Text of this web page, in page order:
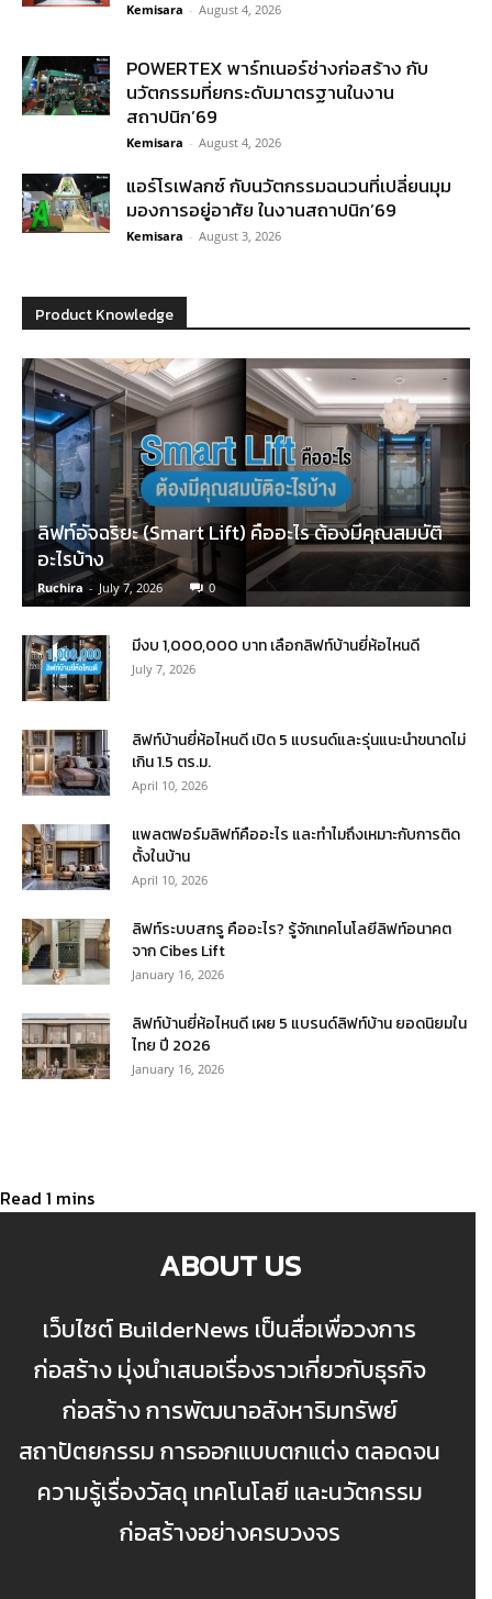
Kemisara - August 4, 2026
POWERTEX พาร์ทเนอร์ช่างก่อสร้าง กับ
นวัตกรรมที่ยกระดับมาตรฐานในงาน
สถาปนิก’69
Kemisara - August 4, 2026
แอร์โรเฟลกซ์ กับนวัตกรรมฉนวนที่เปลี่ยนมุม
มองการอยู่อาศัย ในงานสถาปนิก’69
Kemisara - August 3, 2026
Product Knowledge
ลิฟท์อัจฉริยะ (Smart Lift) คืออะไร ต้องมีคุณสมบัติ
อะไรบ้าง
Ruchira - July 7, 2026 0
มีงบ 1,000,000 บาท เลือกลิฟท์บ้านยี่ห้อไหนดี
July 7, 2026
ลิฟท์บ้านยี่ห้อไหนดี เปิด 5 แบรนด์และรุ่นแนะนำขนาดไม่
เกิน 1.5 ตร.ม.
April 10, 2026
แพลตฟอร์มลิฟท์คืออะไร และทำไมถึงเหมาะกับการติด
ตั้งในบ้าน
April 10, 2026
ลิฟท์ระบบสกรู คืออะไร? รู้จักเทคโนโลยีลิฟท์อนาคต
จาก Cibes Lift
January 16, 2026
ลิฟท์บ้านยี่ห้อไหนดี เผย 5 แบรนด์ลิฟท์บ้าน ยอดนิยมใน
ไทย ปี 2026
January 16, 2026
ABOUT US
เว็บไซต์ BuilderNews เป็นสื่อเพื่อวงการ
ก่อสร้าง มุ่งนำเสนอเรื่องราวเกี่ยวกับธุรกิจ
ก่อสร้าง การพัฒนาอสังหาริมทรัพย์
สถาปัตยกรรม การออกแบบตกแต่ง ตลอดจน
ความรู้เรื่องวัสดุ เทคโนโลยี และนวัตกรรม
ก่อสร้างอย่างครบวงจร